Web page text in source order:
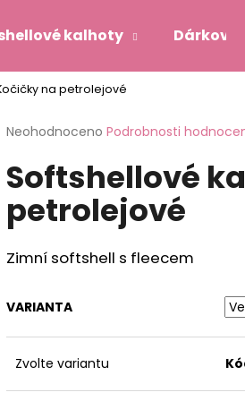
kalhoty Dárkové
na petrolejové
Průměrné
produktu
je
5
hvězdiček.
Neohodnoceno Podrobnosti
Softshellové
petrolejové
Zimní softshell s fleecem
VARIANTA
Zvolte variantu
HLEDAT